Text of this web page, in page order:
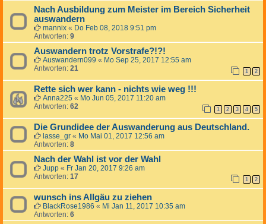
Nach Ausbildung zum Meister im Bereich Sicherheit
auswandern
mannix « Do Feb 08, 2018 9:51 pm
Antworten: 9
Auswandern trotz Vorstrafe?!?!
Auswandern099 « Mo Sep 25, 2017 12:55 am
Antworten: 21 1 2
Rette sich wer kann - nichts wie weg !!!
Anna225 « Mo Jun 05, 2017 11:20 am
Antworten: 62 1 2 3 4 5
Die Grundidee der Auswanderung aus Deutschland.
lasse_gr « Mo Mai 01, 2017 12:56 am
Antworten: 8
Nach der Wahl ist vor der Wahl
Jupp « Fr Jan 20, 2017 9:26 am
Antworten: 17 1 2
wunsch ins Allgäu zu ziehen
BlackRose1986 « Mi Jan 11, 2017 10:35 am
Antworten: 6